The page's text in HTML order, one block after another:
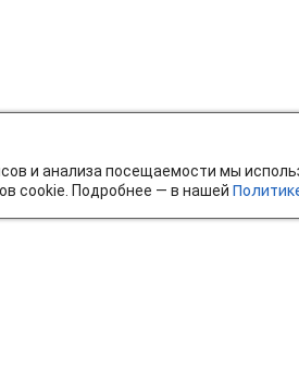
и анализа посещаемости мы
cookie. Подробнее — в нашей